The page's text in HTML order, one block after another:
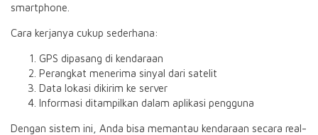
smartphone.
Cara kerjanya cukup sederhana:
GPS dipasang di kendaraan
Perangkat menerima sinyal dari satelit
Data lokasi dikirim ke server
Informasi ditampilkan dalam aplikasi pengguna
Dengan sistem ini, Anda bisa memantau kendaraan secara real-